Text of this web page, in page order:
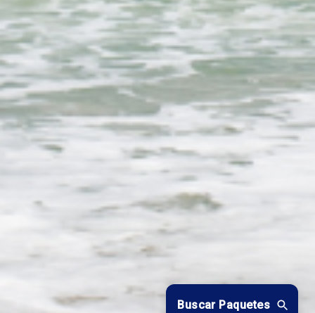
Buscar Paquetes